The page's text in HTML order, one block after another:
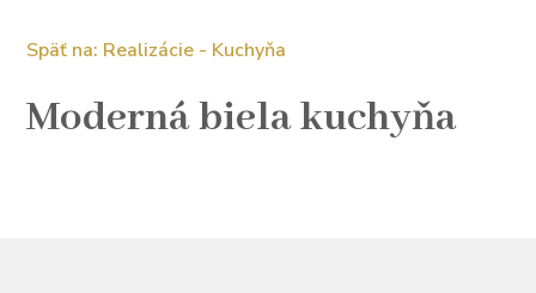
Späť na: Realizácie - Kuchyňa
Moderná biela kuchyňa